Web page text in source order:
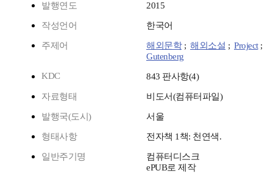
발행연도 2015
작성언어 한국어
주제어 해외문학; 해외소설 ; Project;
Gutenberg
KDC
843 판사항(4)
자료형태 비도서(컴퓨터파일)
발행국(도시) 서울
형태사항 전자책 1책: 천연색.
일반주기명
컴퓨터디스크
ePUB로 제작